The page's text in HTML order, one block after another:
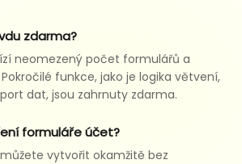
zdarma?
neomezený počet formulářů a
funkce, jako je logika větvení,
dat, jsou zahrnuty zdarma.
formuláře účet?
vytvořit okamžitě bez